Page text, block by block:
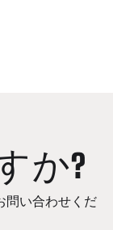
か?
問い合わせくだ